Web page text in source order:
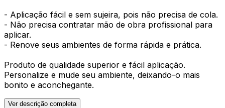
- Aplicação fácil e sem sujeira, pois não precisa de cola.
- Não precisa contratar mão de obra profissional para
aplicar.
- Renove seus ambientes de forma rápida e prática.
Produto de qualidade superior e fácil aplicação.
Personalize e mude seu ambiente, deixando-o mais
bonito e aconchegante.
Ver descrição completa